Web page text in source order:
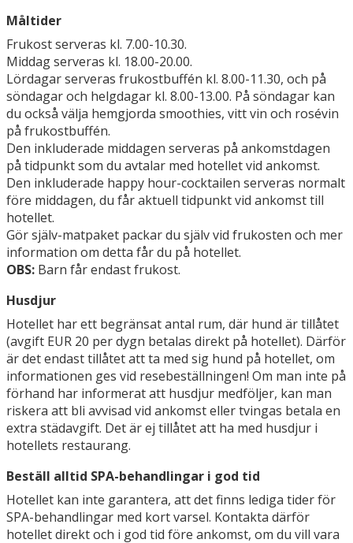
Måltider
Frukost serveras kl. 7.00-10.30.
Middag serveras kl. 18.00-20.00.
Lördagar serveras frukostbuffén kl. 8.00-11.30, och på
söndagar och helgdagar kl. 8.00-13.00. På söndagar kan
du också välja hemgjorda smoothies, vitt vin och rosévin
på frukostbuffén.
Den inkluderade middagen serveras på ankomstdagen
på tidpunkt som du avtalar med hotellet vid ankomst.
Den inkluderade happy hour-cocktailen serveras normalt
före middagen, du får aktuell tidpunkt vid ankomst till
hotellet.
Gör själv-matpaket packar du själv vid frukosten och mer
information om detta får du på hotellet.
OBS: Barn får endast frukost.
Husdjur
Hotellet har ett begränsat antal rum, där hund är tillåtet
(avgift EUR 20 per dygn betalas direkt på hotellet). Därför
är det endast tillåtet att ta med sig hund på hotellet, om
informationen ges vid resebeställningen! Om man inte på
förhand har informerat att husdjur medföljer, kan man
riskera att bli avvisad vid ankomst eller tvingas betala en
extra städavgift. Det är ej tillåtet att ha med husdjur i
hotellets restaurang.
Beställ alltid SPA-behandlingar i god tid
Hotellet kan inte garantera, att det finns lediga tider för
SPA-behandlingar med kort varsel. Kontakta därför
hotellet direkt och i god tid före ankomst, om du vill vara